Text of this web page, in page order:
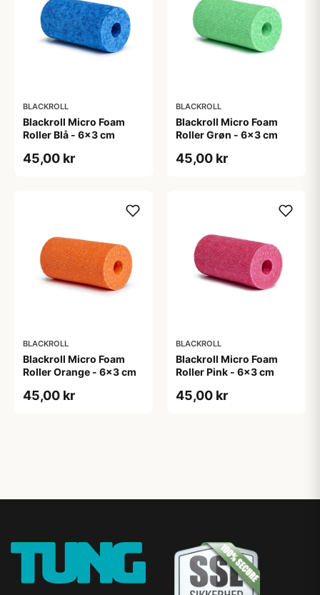
BLACKROLL
Blackroll Micro Foam
Roller Blå - 6x3 cm
45,00 kr
BLACKROLL
Blackroll Micro Foam
Roller Grøn - 6x3 cm
45,00 kr
BLACKROLL
Blackroll Micro Foam
Roller Orange - 6x3 cm
45,00 kr
BLACKROLL
Blackroll Micro Foam
Roller Pink - 6x3 cm
45,00 kr